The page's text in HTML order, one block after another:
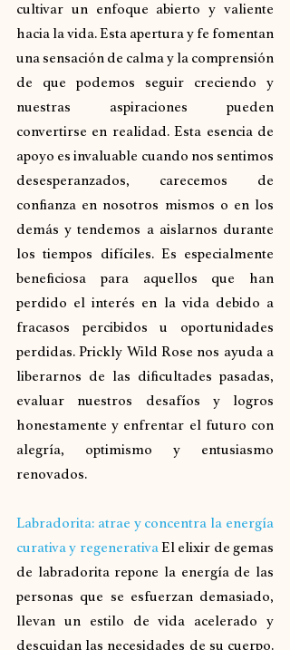
cultivar un enfoque abierto y valiente
hacia la vida. Esta apertura y fe fomentan
una sensación de calma y la comprensión
de que podemos seguir creciendo y
nuestras aspiraciones pueden
convertirse en realidad. Esta esencia de
apoyo es invaluable cuando nos sentimos
desesperanzados, carecemos de
confianza en nosotros mismos o en los
demás y tendemos a aislarnos durante
los tiempos difíciles. Es especialmente
beneficiosa para aquellos que han
perdido el interés en la vida debido a
fracasos percibidos u oportunidades
perdidas. Prickly Wild Rose nos ayuda a
liberarnos de las dificultades pasadas,
evaluar nuestros desafíos y logros
honestamente y enfrentar el futuro con
alegría, optimismo y entusiasmo
renovados.
Labradorita: atrae y concentra la energía
curativa y regenerativaEl elixir de gemas
de labradorita repone la energía de las
personas que se esfuerzan demasiado,
llevan un estilo de vida acelerado y
descuidan las necesidades de su cuerpo.